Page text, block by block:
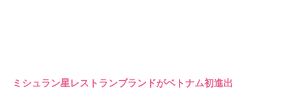
ミシュラン星レストランブランドがベトナム初進出